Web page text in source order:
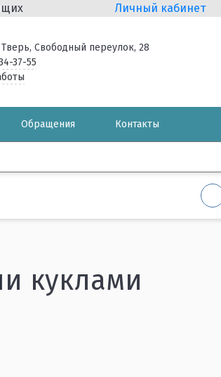
Личный кабинет
Тверь, Свободный переулок, 28
37-55
Обращения Контакты
куклами